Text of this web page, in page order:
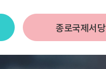
종로국제서당